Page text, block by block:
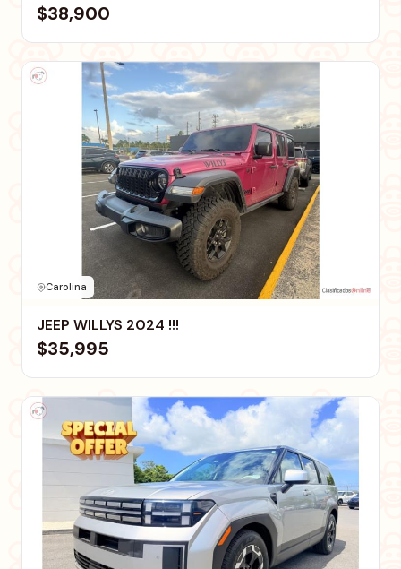
$38,900
Carolina
JEEP WILLYS 2024 !!!
$35,995